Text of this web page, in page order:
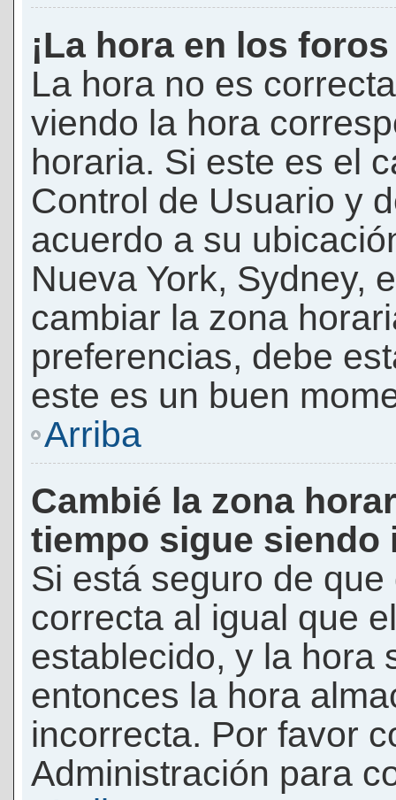
¡La hora en los
La hora no es
viendo la hora
horaria. Si este es el
Control de Usuario y
acuerdo a su
Nueva York, Sydney,
cambiar la zona
preferencias, debe
este es un buen
Arriba
Cambié la zona
tiempo sigue siendo
Si está seguro de
correcta al igual que
establecido, y la hora
entonces la hora
incorrecta. Por favor
Administración para